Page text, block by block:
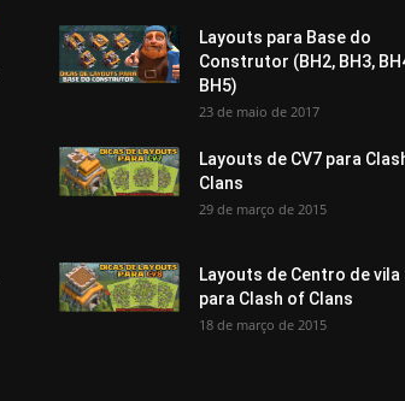
Layouts para Base do
Construtor (BH2, BH3,
BH5)
23 de maio de 2017
Layouts de CV7 para
Clans
29 de março de 2015
Layouts de Centro de vila
para Clash of Clans
18 de março de 2015